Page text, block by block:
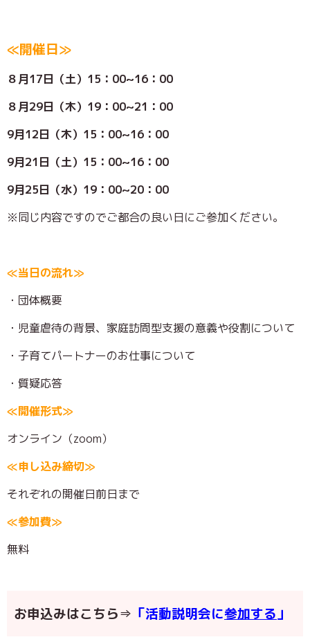
≪開催日≫
８月17日（土）15：00~16：00
８月29日（木）19：00~21：00
9月12日（木）15：00~16：00
9月21日（土）15：00~16：00
9月25日（水）19：00~20：00
※同じ内容ですのでご都合の良い日にご参加ください。
≪当日の流れ≫
・団体概要
・児童虐待の背景、家庭訪問型支援の意義や役割について
・子育てパートナーのお仕事について
・質疑応答
≪開催形式≫
オンライン（zoom）
≪申し込み締切≫
それぞれの開催日前日まで
≪参加費≫
無料
お申込みはこちら⇒ 「活動説明会に参加する 」